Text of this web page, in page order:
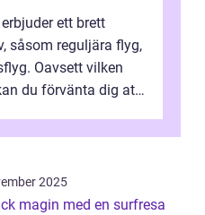
ett brett
såsom reguljära flyg,
Oavsett vilken
du förvänta dig att
2025
magin med en surfresa